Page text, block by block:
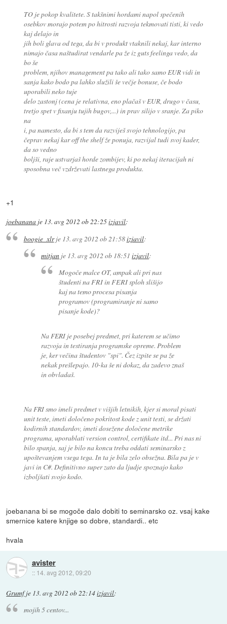
TO je pokop kvalitete. S takšnimi hordami napol spečenih
osebkov morajo potem po hitrosti razvoja tekmovati tisti, ki vedo
kaj delajo in
jih boli glava od tega, da bi v produkt vtaknili nekaj, kar interno
nimajo časa naštudirat vendarle pa že iz guts feelinga vedo, da
bo še
problem, njihov management pa tako ali tako samo EUR vidi in
sanja kako bodo pa lahko služili še večje bonuse, če bodo
uporabili neko tuje
delo zastonj (cena je relativna, eno plačaš v EUR, drugo v času,
tretjo spet v fixanju tujih bugov,...) in prav silijo v sranje. Za piko
na
i, pa namesto, da bi s tem da razviješ svojo tehnologijo, pa
čeprav nekaj kar off the shelf že ponuja, razvijal tudi svoj kader,
da so vedno
boljši, raje ustvarjaš horde zombijev, ki po nekaj iteracijah ni
sposobna več vzdrževati lastnega produkta.
+1
joebanana je 13. avg 2012 ob 22:25izjavil:
boogie_xlrje 13. avg 2012 ob 21:58izjavil:
mitjan je 13. avg 2012 ob 18:51 izjavil:
Mogoče malce OT, ampak ali pri nas
študenti na FRI in FERI sploh slišijo
kaj na temo procesa pisanja
programov (programiranje ni samo
pisanje kode)?
Na FERI je posebej predmet, pri katerem se učimo
razvoja in testiranja programske opreme. Problem
je, ker večina študentov "spi". Čez izpite se pa že
nekak prešlepajo. 10-ka še ni dokaz, da zadevo znaš
in obvladaš.
Na FRI smo imeli predmet v višjih letnikih, kjer si moral pisati
unit teste, imeti določeno pokritost kode z unit testi, se držati
kodirnih standardov, imeti dosežene določene metrike
programa, uporablati version control, certifikate itd... Pri nas ni
bilo spanja, saj je bilo na koncu treba oddati seminarsko z
upoštevanjem vsega tega. In ta je bila zelo obsežna. Bila pa je v
javi in C#. Definitivno super zato da ljudje spoznajo kako
izboljšati svojo kodo.
joebanana bi se mogoče dalo dobiti to seminarsko oz. vsaj kake
smernice katere knjige so dobre, standardi.. etc
hvala
avister
:: 14. avg 2012, 09:20
Grumfje 13. avg 2012 ob 22:14izjavil:
mojih 5 centov...